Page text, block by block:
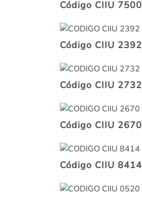
Código CIIU 7500
Código CIIU 2392
Código CIIU 2732
Código CIIU 2670
Código CIIU 8414